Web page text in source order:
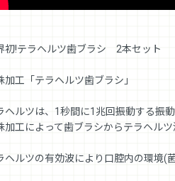
初!テラヘルツ歯ブラシ 2本セット
加工「テラヘルツ歯ブラシ」
ヘルツは、1秒間に1兆回振動する振
加工によって歯ブラシからテラヘル
ヘルツの有効波により口腔内の環境(